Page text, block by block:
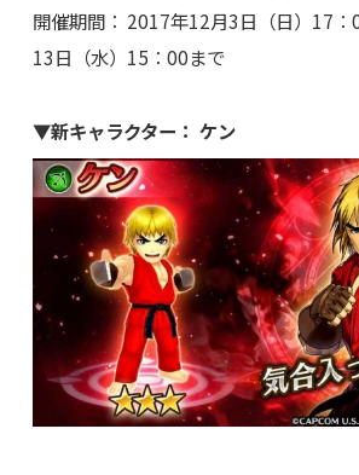
開催期間： 2017年12月3日（日）17
13日（水）15：00まで
▼新キャラクター： ケン